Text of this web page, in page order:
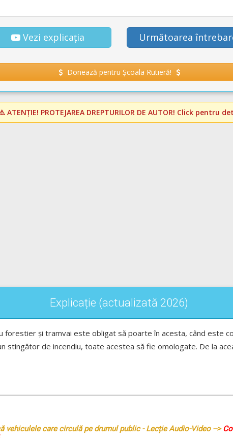
Vezi explicația Următoarea
Donează pentru Școala Rutieră!
ATENȚIE! PROTEJAREA DREPTURILOR DE AUTOR! Click pentru
Explicație (actualizată 2026)
forestier și tramvai este obligat să poarte în acesta, când este
stingător de incendiu, toate acestea să fie omologate. De la
vehiculele care circulă pe drumul public - Lecție Audio-Video -->